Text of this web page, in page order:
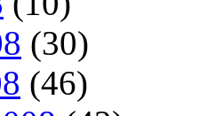
(30)
(46)